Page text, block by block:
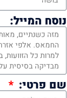
נוסח המייל:
שם פרטי: